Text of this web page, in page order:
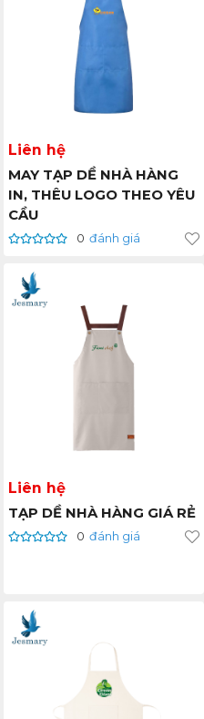
Liên hệ
MAY TẠP DỀ NHÀ HÀNG
IN, THÊU LOGO THEO YÊU
CẦU
0 đánh giá
Liên hệ
TẠP DỀ NHÀ HÀNG GIÁ RẺ
0 đánh giá